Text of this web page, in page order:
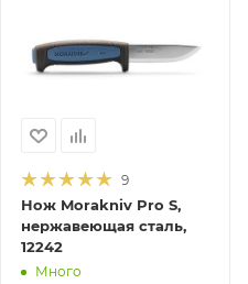
9
Нож Morakniv Pro S,
нержавеющая сталь,
12242
Много